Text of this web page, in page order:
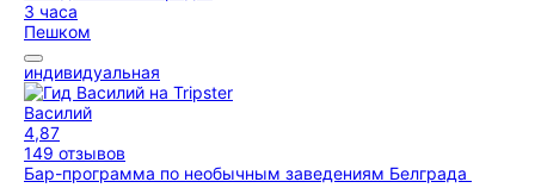
3 часа
Пешком
индивидуальная
Василий
4,87
149 отзывов
Бар-программа по необычным заведениям Белграда